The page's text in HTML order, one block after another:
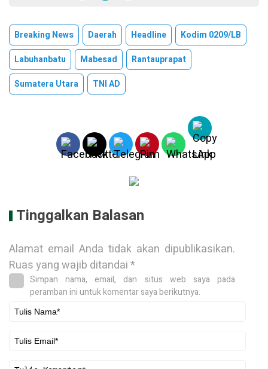
Breaking News Daerah Headline
Kodim 0209/LB
Labuhanbatu
Mabesad
Rantauprapat
Sumatera Utara
TNI AD
Tinggalkan Balasan
Alamat email Anda tidak akan dipublikasikan.
Ruas yang wajib ditandai*
Simpan nama, email, dan situs web saya pada
peramban ini untuk komentar saya berikutnya.